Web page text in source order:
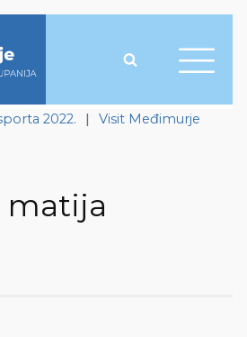
2022. | Visit Međimurje
matija